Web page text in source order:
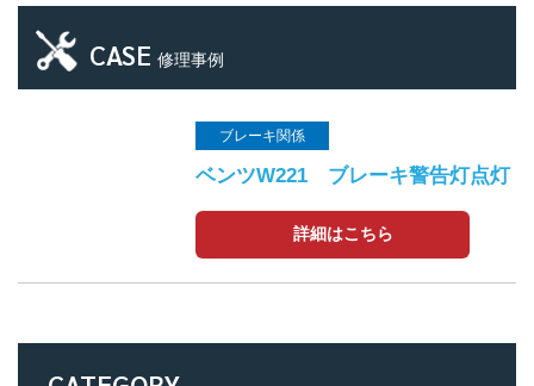
CASE 修理事例
ブレーキ関係
ベンツW221 ブレーキ警告灯点灯
詳細はこちら